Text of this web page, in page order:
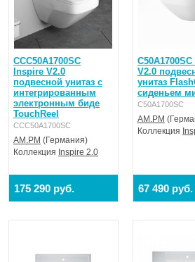
CCC50A1700SC
Inspire V2.0
подвесной унитаз с
интегрированным
электронным биде
TouchReel
CCC50A1700SC
AM.PM (Германия)
Коллекция Inspire 2.0
175 290 руб.
V2.0
унитаз
сиденьем
C50A1700SC
AM.PM
Коллекция
67 490 руб.